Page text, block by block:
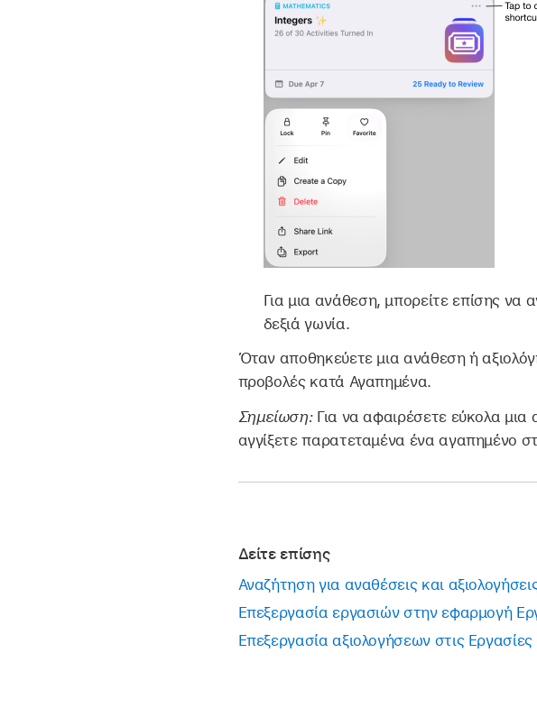
Για μια ανάθεση, μπορείτε επίσης να
δεξιά γωνία.
Όταν αποθηκεύετε μια ανάθεση ή
προβολές κατά Αγαπημένα.
Σημείωση: Για να αφαιρέσετε εύκολα
αγγίξετε παρατεταμένα ένα αγαπημένο
Δείτε επίσης
Αναζήτηση για αναθέσεις και
Επεξεργασία εργασιών στην εφαρμογή
Επεξεργασία αξιολογήσεων στις Εργασίες